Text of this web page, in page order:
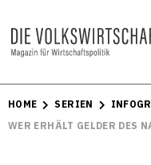
HOME SERIEN
WER ERHÄLT GELDER DES